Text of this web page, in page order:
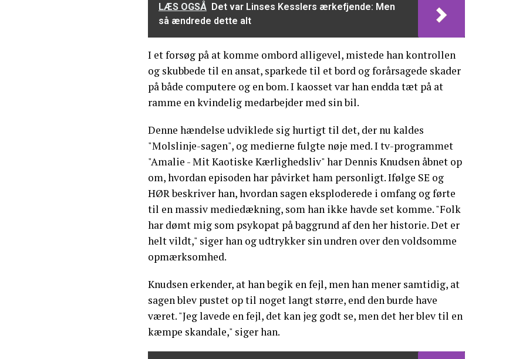
LÆS OGSÅ Det var Linses Kesslers ærkefjende: Men
så ændrede dette alt
I et forsøg på at komme ombord alligevel, mistede han kontrollen
og skubbede til en ansat, sparkede til et bord og forårsagede skader
på både computere og en bom. I kaosset var han endda tæt på at
ramme en kvindelig medarbejder med sin bil.
Denne hændelse udviklede sig hurtigt til det, der nu kaldes
"Molslinje-sagen", og medierne fulgte nøje med. I tv-programmet
"Amalie - Mit Kaotiske Kærlighedsliv" har Dennis Knudsen åbnet op
om, hvordan episoden har påvirket ham personligt. Ifølge SE og
HØR beskriver han, hvordan sagen eksploderede i omfang og førte
til en massiv mediedækning, som han ikke havde set komme. "Folk
har dømt mig som psykopat på baggrund af den her historie. Det er
helt vildt," siger han og udtrykker sin undren over den voldsomme
opmærksomhed.
Knudsen erkender, at han begik en fejl, men han mener samtidig, at
sagen blev pustet op til noget langt større, end den burde have
været. "Jeg lavede en fejl, det kan jeg godt se, men det her blev til en
kæmpe skandale," siger han.